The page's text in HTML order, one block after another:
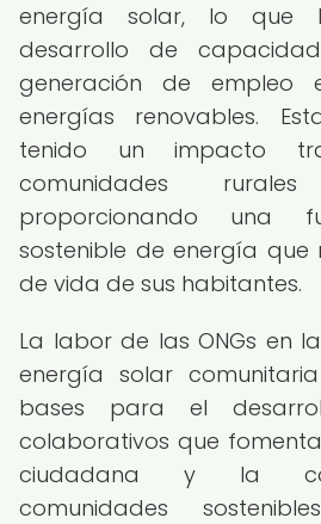
energía solar, lo que
desarrollo de
generación de
energías renovables.
tenido un impacto
comunidades
proporcionando una
sostenible de energía
de vida de sus habitantes.
La labor de las ONGs en
energía solar
bases para el
colaborativos que
ciudadana y la
comunidades